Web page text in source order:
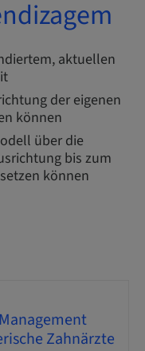
aktuellen
der eigenen
können
über die
bis zum
können
Zahnärzte